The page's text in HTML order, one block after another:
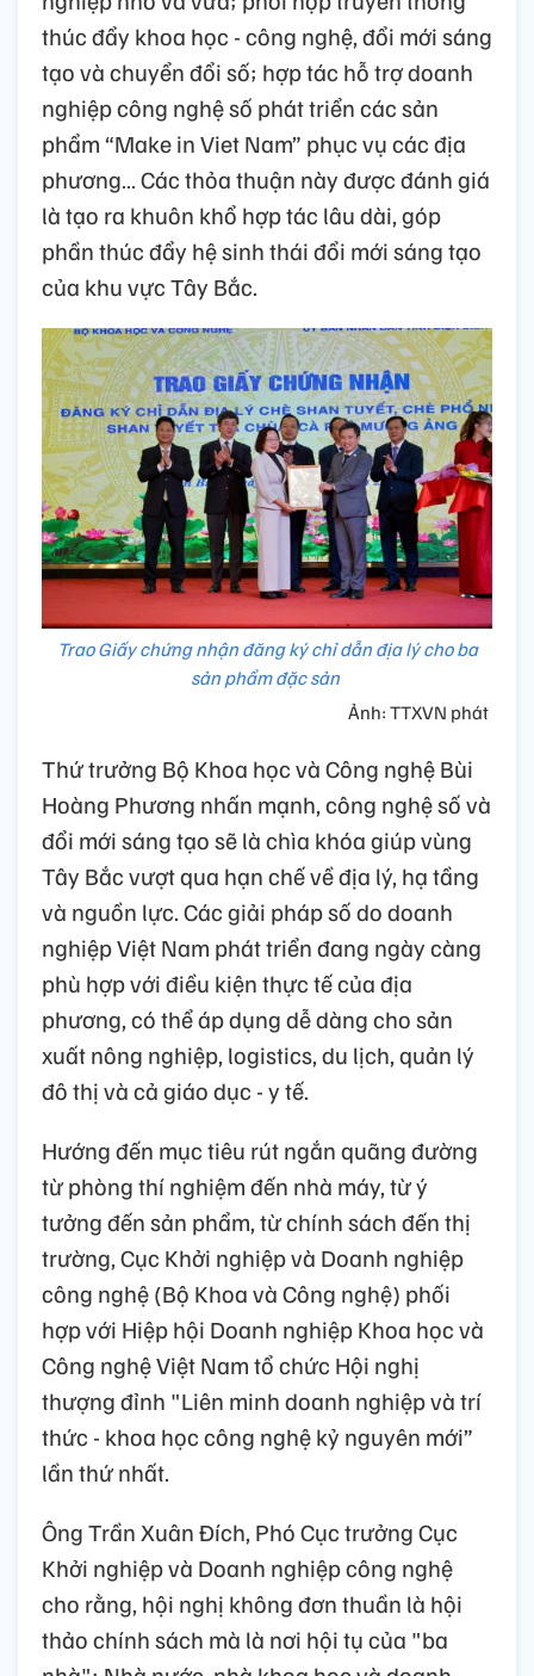
thúc đẩy khoa học - công nghệ, đổi mới sáng
tạo và chuyển đổi số; hợp tác hỗ trợ doanh
nghiệp công nghệ số phát triển các sản
phẩm “Make in Viet Nam” phục vụ các địa
phương… Các thỏa thuận này được đánh giá
là tạo ra khuôn khổ hợp tác lâu dài, góp
phần thúc đẩy hệ sinh thái đổi mới sáng tạo
của khu vực Tây Bắc.
Trao Giấy chứng nhận đăng ký chỉ dẫn địa lý cho ba
sản phẩm đặc sản
Ảnh: TTXVN phát
Thứ trưởng Bộ Khoa học và Công nghệ Bùi
Hoàng Phương nhấn mạnh, công nghệ số và
đổi mới sáng tạo sẽ là chìa khóa giúp vùng
Tây Bắc vượt qua hạn chế về địa lý, hạ tầng
và nguồn lực. Các giải pháp số do doanh
nghiệp Việt Nam phát triển đang ngày càng
phù hợp với điều kiện thực tế của địa
phương, có thể áp dụng dễ dàng cho sản
xuất nông nghiệp, logistics, du lịch, quản lý
đô thị và cả giáo dục - y tế.
Hướng đến mục tiêu rút ngắn quãng đường
từ phòng thí nghiệm đến nhà máy, từ ý
tưởng đến sản phẩm, từ chính sách đến thị
trường, Cục Khởi nghiệp và Doanh nghiệp
công nghệ (Bộ Khoa và Công nghệ) phối
hợp với Hiệp hội Doanh nghiệp Khoa học và
Công nghệ Việt Nam tổ chức Hội nghị
thượng đỉnh "Liên minh doanh nghiệp và trí
thức - khoa học công nghệ kỷ nguyên mới”
lần thứ nhất.
Ông Trần Xuân Đích, Phó Cục trưởng Cục
Khởi nghiệp và Doanh nghiệp công nghệ
cho rằng, hội nghị không đơn thuần là hội
thảo chính sách mà là nơi hội tụ của "ba